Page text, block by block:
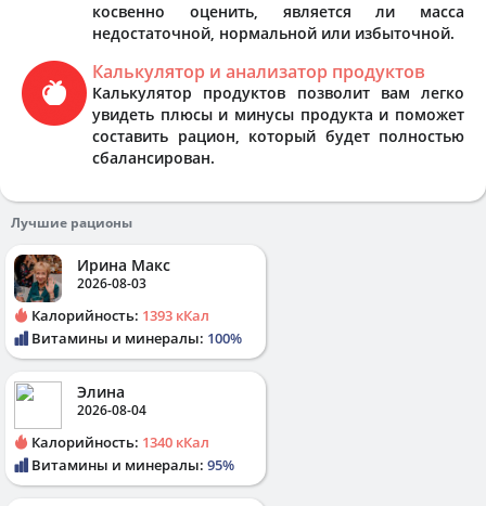
косвенно оценить, является ли масса
недостаточной, нормальной или избыточной.
Калькулятор и анализатор продуктов
Калькулятор продуктов позволит вам легко
увидеть плюсы и минусы продукта и поможет
составить рацион, который будет полностью
сбалансирован.
Лучшие рационы
Ирина Макс
2026-08-03
Калорийность: 1393 кКал
Витамины и минералы: 100%
Элина
2026-08-04
Калорийность: 1340 кКал
Витамины и минералы: 95%